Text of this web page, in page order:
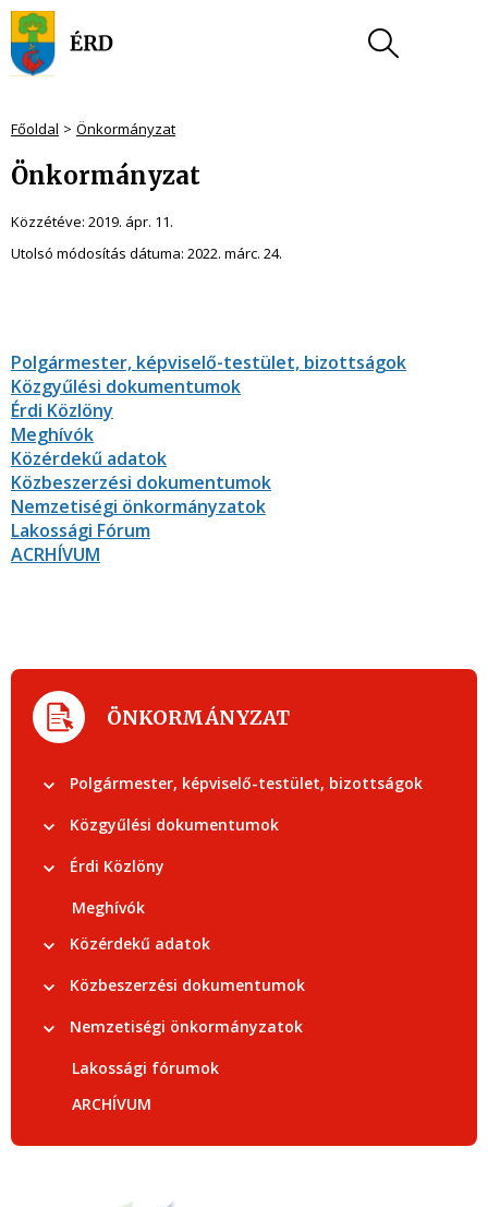
Főoldal Önkormányzat
Önkormányzat
Közzétéve: 2019. ápr. 11.
Utolsó módosítás dátuma: 2022. márc. 24.
Polgármester, képviselő-testület, bizottságok
Közgyűlési dokumentumok
Érdi Közlöny
Meghívók
Közérdekű adatok
Közbeszerzési dokumentumok
Nemzetiségi önkormányzatok
Lakossági Fórum
ACRHÍVUM
ÖNKORMÁNYZAT
Polgármester, képviselő-testület, bizottságok
Közgyűlési dokumentumok
Érdi Közlöny
Meghívók
Közérdekű adatok
Közbeszerzési dokumentumok
Nemzetiségi önkormányzatok
Lakossági fórumok
ARCHÍVUM